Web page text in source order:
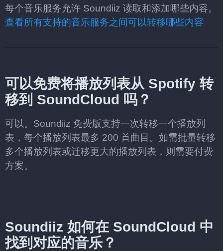
每个音乐服务允许 Soundiiz 读取和添加哪些内容。
查看所有支持的音乐服务之间可以转移哪些内容
可以免费将播放列表从 Spotify 转
移到 SoundCloud 吗？
可以。Soundiiz 免费版支持一次转移一个播放列
表，每个播放列表最多 200 首曲目。如需批量转移
多个播放列表或迁移更大的播放列表，则需要付费
方案。
Soundiiz 如何在 SoundCloud 中
找到对应的音乐？